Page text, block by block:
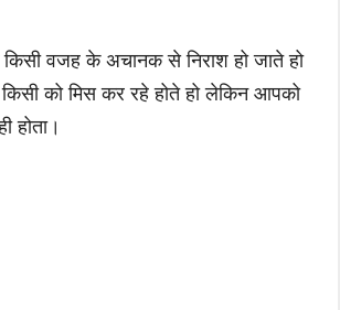
वजह के अचानक से निराश हो जाते हो
को मिस कर रहे होते हो लेकिन आपको
होता।